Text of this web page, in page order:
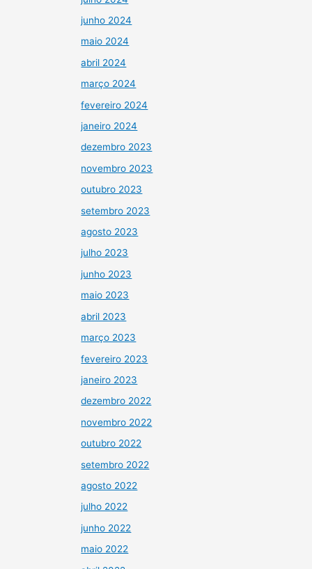
junho 2024
maio 2024
abril 2024
março 2024
fevereiro 2024
janeiro 2024
dezembro 2023
novembro 2023
outubro 2023
setembro 2023
agosto 2023
julho 2023
junho 2023
maio 2023
abril 2023
março 2023
fevereiro 2023
janeiro 2023
dezembro 2022
novembro 2022
outubro 2022
setembro 2022
agosto 2022
julho 2022
junho 2022
maio 2022